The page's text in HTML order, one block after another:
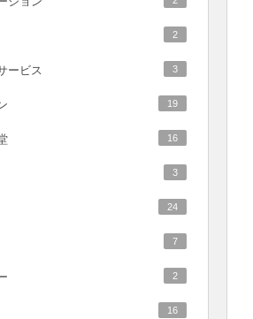
2
ービス 3
19
16
3
24
7
2
16